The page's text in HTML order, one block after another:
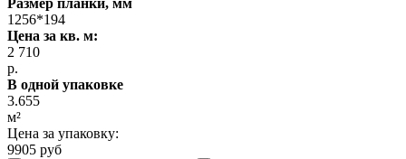
Размер планки, мм
1256*194
Цена за кв. м:
2 710
р.
В одной упаковке
3.655
м²
Цена за упаковку:
9905 руб